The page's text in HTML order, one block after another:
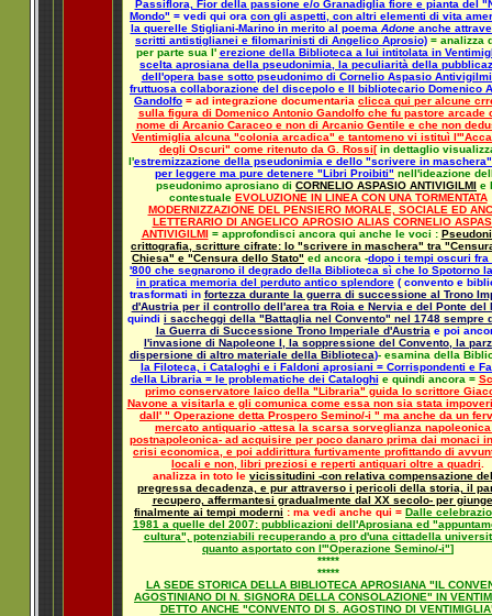
Passiflora, Fior della passione e/o Granadiglia fiore e pianta del
Mondo" = vedi qui ora con gli aspetti, con altri elementi di vita
la querelle Stigliani-Marino in merito al poema Adoneanche
scritti antistiglianei e filomarinisti di Angelico Aprosio) = analizza
per parte sua l' erezione della Biblioteca a lui intitolata in
scelta aprosiana della pseudonimia, la peculiarità della
dell'opera base sotto pseudonimo di Cornelio Aspasio
fruttuosa collaborazione del discepolo e II bibliotecario Domenico
Gandolfo = ad integrazione documentaria clicca qui per alcune
sulla figura di Domenico Antonio Gandolfo che fu pastore arcade
nome di Arcanio Caraceo e non di Arcanio Gentile e che non
Ventimiglia alcuna "colonia arcadica" e tantomeno vi istituì
degli Oscuri" come ritenuto da G. Rossi[in dettaglio
l'estremizzazione della pseudonimia e dello "scrivere in
per leggere ma pure detenere "Libri Proibiti" nell'ideazione
pseudonimo aprosiano di CORNELIO ASPASIO ANTIVIGILMI e
contestuale EVOLUZIONE IN LINEA CON UNA TORMENTATA
MODERNIZZAZIONE DEL PENSIERO MORALE, SOCIALE ED
LETTERARIO DI ANGELICO APROSIO ALIAS CORNELIO
ANTIVIGILMI= approfondisci ancora qui anche le voci :
crittografia, scritture cifrate: lo "scrivere in maschera" tra
Chiesa" e "Censura dello Stato" ed ancora -dopo i tempi oscuri fra
'800 che segnarono il degrado della Biblioteca sì che lo Spotorno
in pratica memoria del perduto antico splendore ( convento e
trasformati in fortezza durante la guerra di successione al Trono
d'Austria per il controllo dell'area tra Roia e Nervia e del Ponte del
quindi i saccheggi della "Battaglia nel Convento" nel 1748 sempre
la Guerra di Successione Trono Imperiale d'Austria e poi
l'invasione di Napoleone I, la soppressione del Convento, la
dispersione di altro materiale della Biblioteca)- esamina della
la Filoteca, i Cataloghi e i Faldoni aprosiani = Corrispondenti e
della Libraria = le problematiche dei Cataloghi e quindi ancora =
primo conservatore laico della "Libraria" guida lo scrittore
Navone a visitarla e gli comunica come essa non sia stata
dall' " Operazione detta Prospero Semino/-i " ma anche da un
mercato antiquario -attesa la scarsa sorveglianza
postnapoleonica- ad acquisire per poco danaro prima dai monaci
crisi economica, e poi addirittura furtivamente profittando di
locali e non, libri preziosi e reperti antiquari oltre a quadri
analizza in toto le vicissitudini -con relativa compensazione
pregressa decadenza, e pur attraverso i pericoli della storia, il
recupero, affermantesi gradualmente dal XX secolo- per
finalmente ai tempi moderni : ma vedi anche qui = Dalle
1981 a quelle del 2007: pubblicazioni dell'Aprosiana ed
cultura", potenziabili recuperando a pro d'una cittadella
quanto asportato con l'"Operazione Semino/-i"]
*****
*****
LA SEDE STORICA DELLA BIBLIOTECA APROSIANA "IL
AGOSTINIANO DI N. SIGNORA DELLA CONSOLAZIONE" IN
DETTO ANCHE "CONVENTO DI S. AGOSTINO DI